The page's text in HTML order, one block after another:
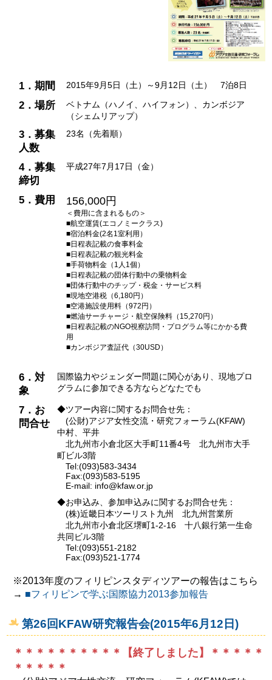
1．期間 2015年9月5日（土）～9月12日（土） 7泊8日
2．場所
ベトナム（ハノイ、ハイフォン）、カンボジア
（シェムリアップ）
3．募集
人数
23名（先着順）
4．募集
締切
平成27年7月17日（金）
5．費用 156,000円
＜費用に含まれるもの＞
■航空運賃(エコノミークラス)
■宿泊料金(2名1室利用）
■日程表記載の食事料金
■日程表記載の観光料金
■手荷物料金（1人1個）
■日程表記載の団体行動中の乗物料金
■団体行動中のチップ・税金・サービス料
■現地空港税（6,180円）
■空港施設使用料（972円）
■燃油サーチャージ・航空保険料（15,270円）
■日程表記載のNGO視察訪問・プログラム等にかかる費
用
■カンボジア査証代（30USD）
6．対
象
国際協力やジェンダー問題に関心があり、現地プロ
グラムに参加できる方ならどなたでも
7．お
問合せ
◆ツアー内容に関するお問合せ先：
(公財)アジア女性交流・研究フォーラム(KFAW)
中村、平井
北九州市小倉北区大手町11番4号 北九州市大手
町ビル3階
Tel:(093)583-3434
Fax:(093)583-5195
E-mail: info@kfaw.or.jp
◆お申込み、参加申込みに関するお問合せ先：
(株)近畿日本ツーリスト九州 北九州営業所
北九州市小倉北区堺町1-2-16 十八銀行第一生命
共同ビル3階
Tel:(093)551-2182
Fax:(093)521-1774
※2013年度のフィリピンスタディツアーの報告はこちら
→ ■フィリピンで学ぶ国際協力2013参加報告
第26回KFAW研究報告会(2015年6月12日)
＊＊＊＊＊＊＊＊＊＊【終了しました】＊＊＊＊＊
＊＊＊＊＊